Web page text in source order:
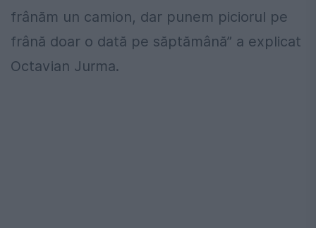
frânăm un camion, dar punem piciorul pe
frână doar o dată pe săptămână” a explicat
Octavian Jurma.